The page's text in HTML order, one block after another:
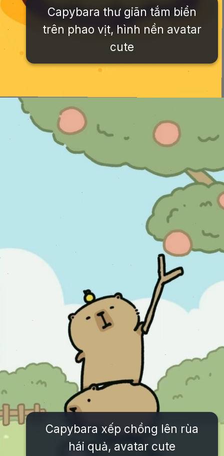
Capybara thư giãn tắm biển
trên phao vịt, hình nền avatar
cute
Đang mở https://issiloo.edu.vn/hinh-nen-avatar-cute
Capybara xếp chồng lên rùa
hái quả, avatar cute